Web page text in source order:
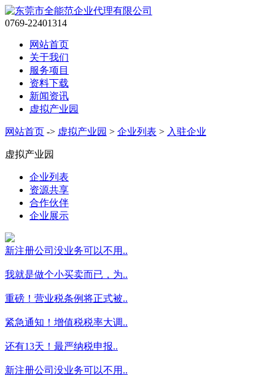
0769-22401314
网站首页
关于我们
服务项目
资料下载
新闻资讯
虚拟产业园
网站首页 -> 虚拟产业园 > 企业列表 > 入驻企业
虚拟产业园
企业列表
资源共享
合作伙伴
企业展示
新注册公司没业务可以不用..
我就是做个小买卖而已，为..
重磅！营业税条例将正式被..
紧急通知！增值税税率大调..
还有13天！最严纳税申报..
新注册公司没业务可以不用..